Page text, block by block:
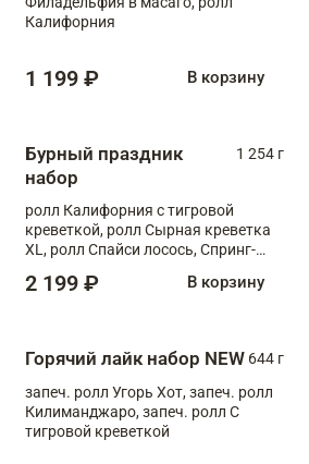
Калифорния
1 199 ₽ В корзину
Бурный праздник
набор
1 254 г
ролл Калифорния с тигровой
креветкой, ролл Сырная креветка
XL, ролл Спайси лосось, Спринг-
Медовая креветка
2 199 ₽ В корзину
Горячий лайк набор NEW 644 г
запеч. ролл Угорь Хот, запеч. ролл
Килиманджаро, запеч. ролл С
тигровой креветкой